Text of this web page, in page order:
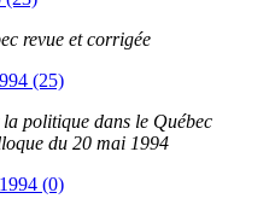
revue et corrigée
(25)
politique dans le Québec
du 20 mai 1994
(0)